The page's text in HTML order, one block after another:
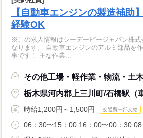
【自動車エンジンの製造補助
経験OK
※この求人情報はシーデーピージャパン株式
なります。 自動車エンジンのアルミ部品を
事です！ 主な作業...
その他工場・軽作業・物流・土
栃木県河内郡上三川町/石橋駅（
時給1,200円～1,500円 交通費一部支給
06：30〜15：00 16：00〜00：30 08